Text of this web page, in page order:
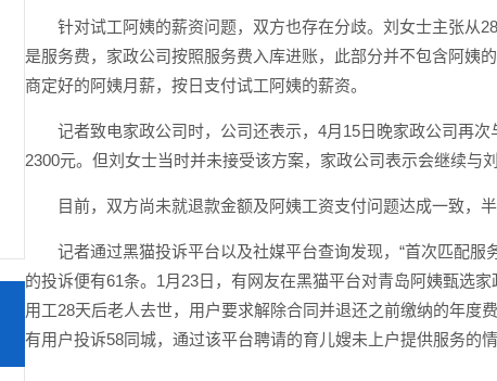
针对试工阿姨的薪资问题，双方也存在分歧。刘女士主张从
是服务费，家政公司按照服务费入库进账，此部分并不包含阿姨
商定好的阿姨月薪，按日支付试工阿姨的薪资。
记者致电家政公司时，公司还表示，4月15日晚家政公司再
2300元。但刘女士当时并未接受该方案，家政公司表示会继续与
目前，双方尚未就退款金额及阿姨工资支付问题达成一致，
记者通过黑猫投诉平台以及社媒平台查询发现，“首次匹配
的投诉便有61条。1月23日，有网友在黑猫平台对青岛阿姨甄选
用工28天后老人去世，用户要求解除合同并退还之前缴纳的年度
有用户投诉58同城，通过该平台聘请的育儿嫂未上户提供服务的